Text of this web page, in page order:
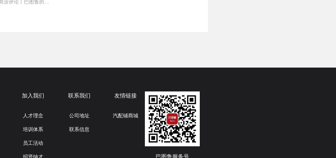
论丨巴图鲁的“亚马逊”梦想
加入我们
人才理念
培训体系
员工活动
招贤纳才
联系我们
公司地址
联系信息
友情链接
汽配铺商城
巴图鲁服务号